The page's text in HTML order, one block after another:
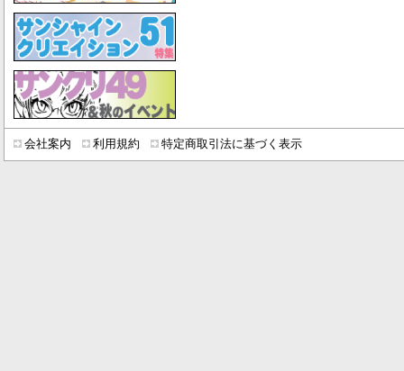
会社案内 利用規約 特定商取引法に基づく表示